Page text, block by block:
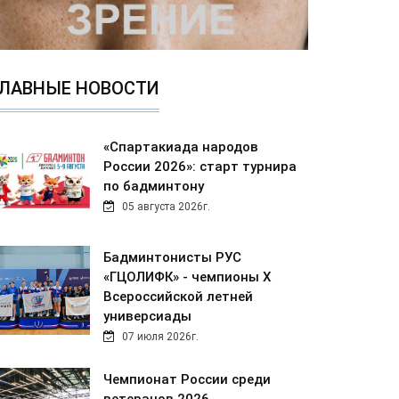
НОВОСТИ
«Спартакиада народов
России 2026»: старт турнира
по бадминтону
05 августа 2026г.
Бадминтонисты РУС
«ГЦОЛИФК» - чемпионы Х
Всероссийской летней
универсиады
07 июля 2026г.
Чемпионат России среди